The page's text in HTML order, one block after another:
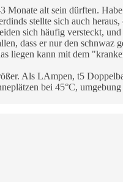
alt sein dürften.
stellte sich auch
sich häufig versteckt,
dass er nur den schnwaz
liegen kann mit dem
Als LAmpen, t5
bei 45°C,